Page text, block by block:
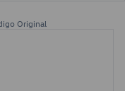
Original